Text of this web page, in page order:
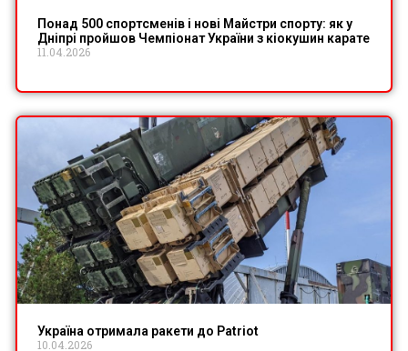
Понад 500 спортсменів і нові Майстри спорту: як у
Дніпрі пройшов Чемпіонат України з кіокушин карате
11.04.2026
Україна отримала ракети до Patriot
10.04.2026